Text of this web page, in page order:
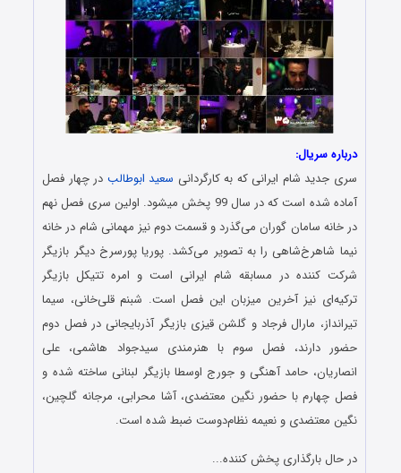
درباره سریال:
سری جدید شام ایرانی که به کارگردانی سعید ابوطالب در چهار فصل
آماده شده است که در سال 99 پخش میشود. اولین سری فصل نهم
در خانه سامان گوران می‌گذرد و قسمت دوم نیز مهمانی شام در خانه
نیما شاهرخ‌شاهی را به تصویر می‌کشد. پوریا پورسرخ دیگر بازیگر
شرکت کننده در مسابقه شام ایرانی است و امره تتیکل بازیگر
ترکیه‌ای نیز آخرین میزبان این فصل است. شبنم قلی‌خانی، سیما
تیرانداز، مارال فرجاد و گلشن قیزی بازیگر آذربایجانی در فصل دوم
حضور دارند، فصل سوم با هنرمندی سیدجواد هاشمی، علی
انصاریان، حامد آهنگی و جورج اوسطا بازیگر لبنانی ساخته شده و
فصل چهارم با حضور نگین معتضدی، آشا محرابی، مرجانه گلچین،
نگین معتضدی و نعیمه نظام‌دوست ضبط شده است.
در حال بارگذاری پخش کننده...